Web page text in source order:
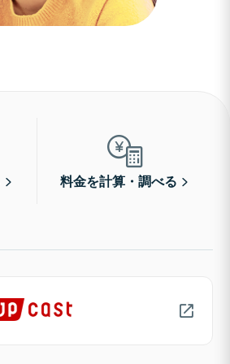
料金を計算・調べる